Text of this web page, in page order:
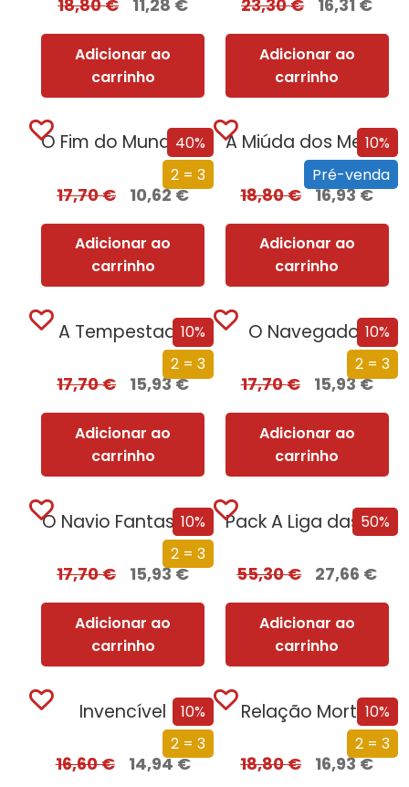
18,80€ 11,28€
Adicionar ao
carrinho
23,30€ 16,31€
Adicionar ao
carrinho
40%
2 = 3
O Fim do Mundo em Cuecas
17,70€ 10,62€
Adicionar ao
carrinho
10%
Pré-venda
A Miúda dos Meus Sonhos
18,80€ 16,93€
Adicionar ao
carrinho
10%
2 = 3
A Tempestade
17,70€ 15,93€
Adicionar ao
carrinho
10%
2 = 3
O Navegador
17,70€ 15,93€
Adicionar ao
carrinho
10%
2 = 3
O Navio Fantasma
17,70€ 15,93€
Adicionar ao
carrinho
50%
Pack A Liga das Mulheres Extraordinárias
55,30€ 27,66 €
Adicionar ao
carrinho
10%
2 = 3
Invencível
16,60€ 14,94€
10%
2 = 3
Relação Mortal
18,80€ 16,93€